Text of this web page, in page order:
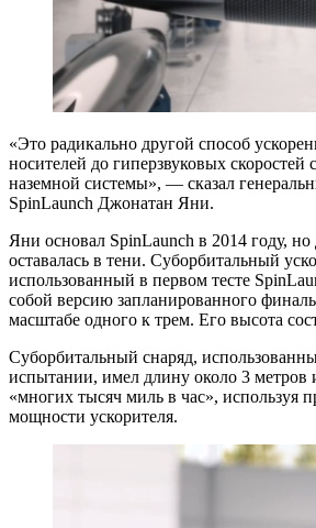
«Это радикально другой способ
носителей до гиперзвуковых скоростей
наземной системы», — сказал
SpinLaunch Джонатан Яни.
Яни основал SpinLaunch в 2014 году,
оставалась в тени. Суборбитальный
использованный в первом тесте
собой версию запланированного
масштабе одного к трем. Его высота
Суборбитальный снаряд,
испытании, имел длину около 3 метров
«многих тысяч миль в час», используя
мощности ускорителя.